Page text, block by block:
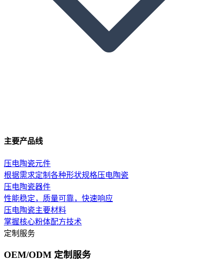
主要产品线
压电陶瓷元件
根据需求定制各种形状规格压电陶瓷
压电陶瓷器件
性能稳定，质量可靠，快速响应
压电陶瓷主要材料
掌握核心粉体配方技术
定制服务
OEM/ODM 定制服务